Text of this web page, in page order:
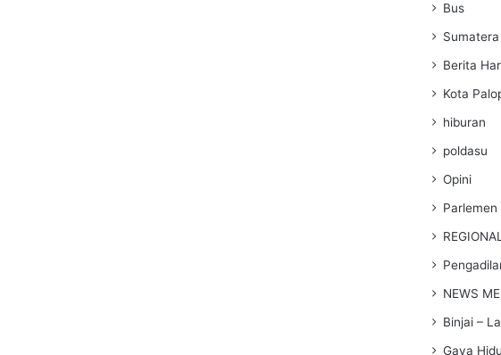
Bus
Berita
Kota
hiburan
poldasu
Opini
Parlemen
REGIONAL
NEWS
Binjai –
Gaya